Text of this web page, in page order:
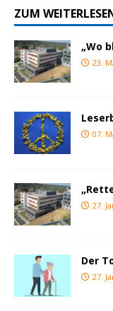
ZUM
„Wo
23.
07.
27.
Der
27.